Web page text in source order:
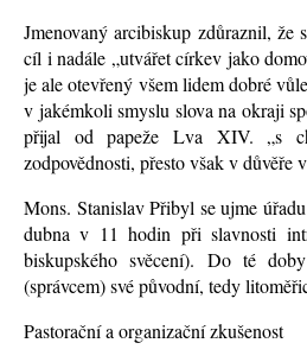
Jmenovaný arcibiskup zdůraznil, že
cíl i nadále „utvářet církev jako
je ale otevřený všem lidem dobré
v jakémkoli smyslu slova na okraji
přijal od papeže Lva XIV. „s
zodpovědnosti, přesto však v důvěře
Mons. Stanislav Přibyl se ujme
dubna v 11 hodin při slavnosti
biskupského svěcení). Do té
(správcem) své původní, tedy
Pastorační a organizační zkušenost